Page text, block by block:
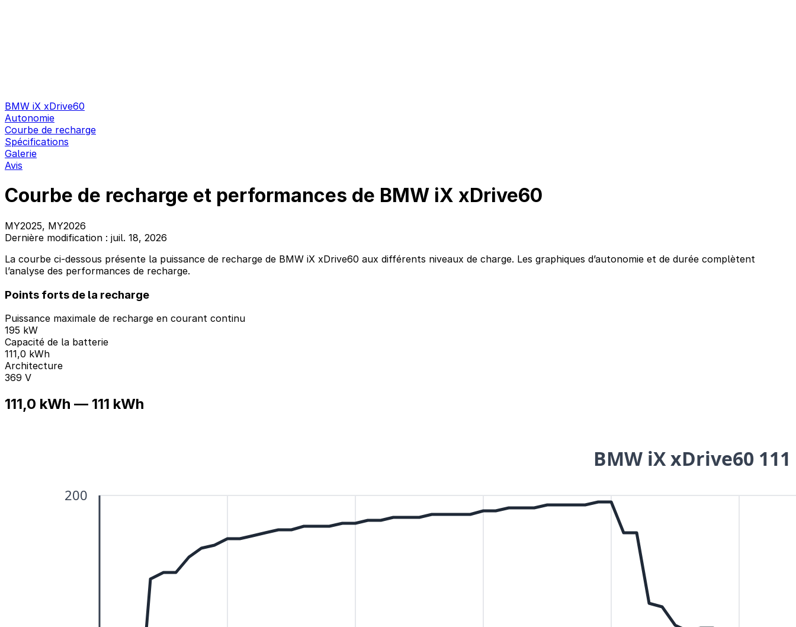
BMW iX xDrive60
Autonomie
Courbe de recharge
Spécifications
Galerie
Avis
Courbe de recharge et performances de BMW iX xDrive60
MY2025, MY2026
Dernière modification : juil. 18, 2026
La courbe ci-dessous présente la puissance de recharge de BMW iX xDrive60 aux différents niveaux de charge. Les graphiques d’autonomie et de durée complètent
l’analyse des performances de recharge.
Points forts de la recharge
Puissance maximale de recharge en courant continu
195 kW
Capacité de la batterie
111,0 kWh
Architecture
369 V
111,0 kWh — 111 kWh